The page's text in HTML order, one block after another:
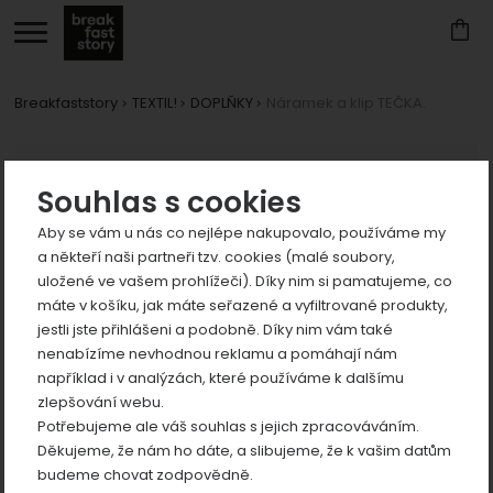
Souhlas s cookies
Aby se vám u nás co nejlépe nakupovalo, používáme my
a někteří naši partneři tzv. cookies (malé soubory,
uložené ve vašem prohlížeči). Díky nim si pamatujeme, co
máte v košíku, jak máte seřazené a vyfiltrované produkty,
jestli jste přihlášeni a podobně. Díky nim vám také
nenabízíme nevhodnou reklamu a pomáhají nám
například i v analýzách, které používáme k dalšímu
zlepšování webu.
Potřebujeme ale váš souhlas s jejich zpracováváním.
Děkujeme, že nám ho dáte, a slibujeme, že k vašim datům
budeme chovat zodpovědně.
Breakfaststory TEXTIL! DOPLŇKY
Fotografie
předchozí
Zobrazit
Zobrazit